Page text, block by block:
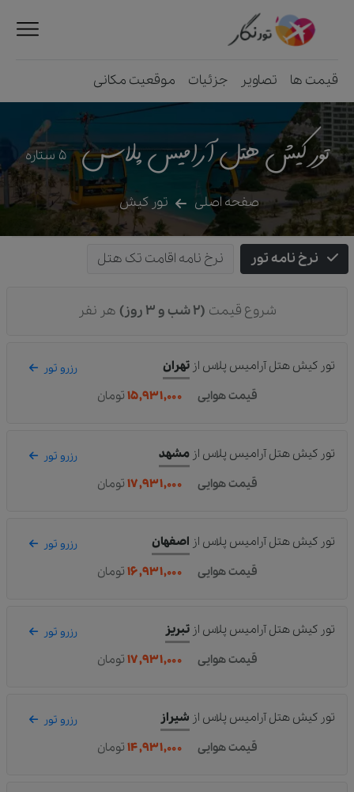
قیمت ها تصاویر جزئیات موقعیت مکانی
تور کیش هتل آرامیس پلاس 5 ستاره
صفحه اصلی تور کیش
نرخ نامه تور نرخ نامه اقامت تک هتل
شروع قیمت (2 شب و 3 روز) هر نفر
تور کیش هتل آرامیس پلاس از تهران رزرو تور
قیمت هوایی ۱۵,۹۳۱,۰۰۰ تومان
تور کیش هتل آرامیس پلاس از مشهد رزرو تور
قیمت هوایی ۱۷,۹۳۱,۰۰۰ تومان
تور کیش هتل آرامیس پلاس از اصفهان رزرو تور
قیمت هوایی ۱۶,۹۳۱,۰۰۰ تومان
تور کیش هتل آرامیس پلاس از تبریز رزرو تور
قیمت هوایی ۱۷,۹۳۱,۰۰۰ تومان
تور کیش هتل آرامیس پلاس از شیراز رزرو تور
قیمت هوایی ۱۴,۹۳۱,۰۰۰ تومان